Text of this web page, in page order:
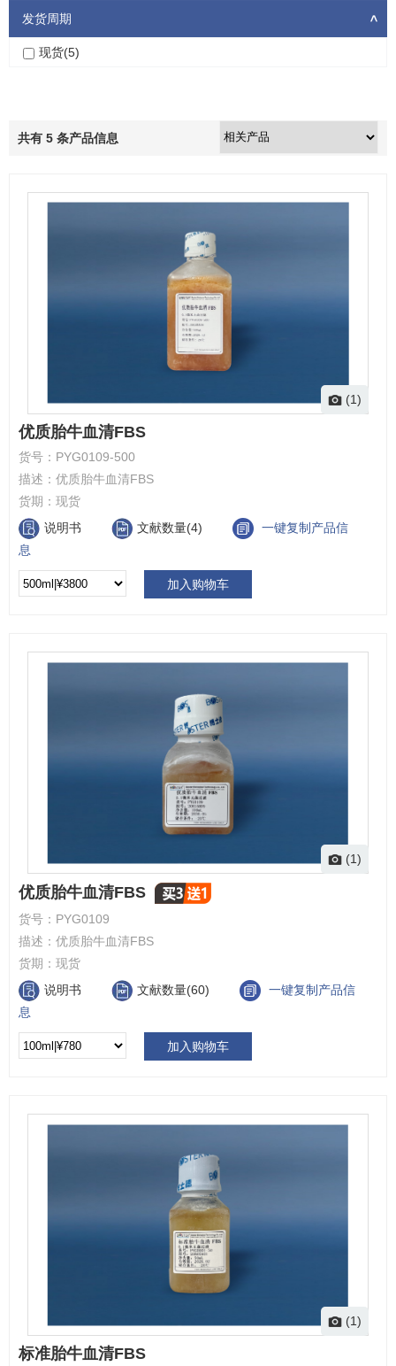
发货周期 >
现货(5)
共有 5 条产品信息
(1)
优质胎牛血清FBS
货号： PYG0109-500
描述： 优质胎牛血清FBS
货期： 现货
说明书
文献数量(4)
一键复制产品信
息
加入购物车
(1)
优质胎牛血清FBS
货号： PYG0109
描述： 优质胎牛血清FBS
货期： 现货
说明书
文献数量(60)
一键复制产品信
息
加入购物车
(1)
标准胎牛血清FBS